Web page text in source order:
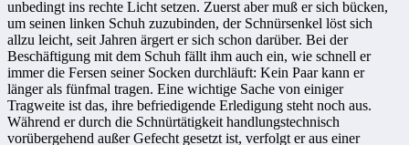
unbedingt ins rechte Licht setzen. Zuerst aber muß er sich bücken,
um seinen linken Schuh zuzubinden, der Schnür­senkel löst sich
allzu leicht, seit Jahren ärgert er sich schon darüber. Bei der
Beschäftigung mit dem Schuh fällt ihm auch ein, wie schnell er
immer die Fer­sen seiner Socken durchläuft: Kein Paar kann er
länger als fünfmal tragen. Ei­ne wichtige Sache von einiger
Tragweite ist das, ihre befriedigende Er­ledi­gung steht noch aus.
Während er durch die Schnürtätigkeit handlungstechnisch
vorübergehend außer Gefecht gesetzt ist, verfolgt er aus einer